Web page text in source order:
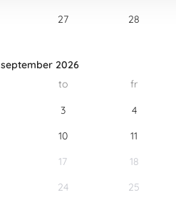
27 28
september 2026
to fr
3 4
10 11
17 18
24 25